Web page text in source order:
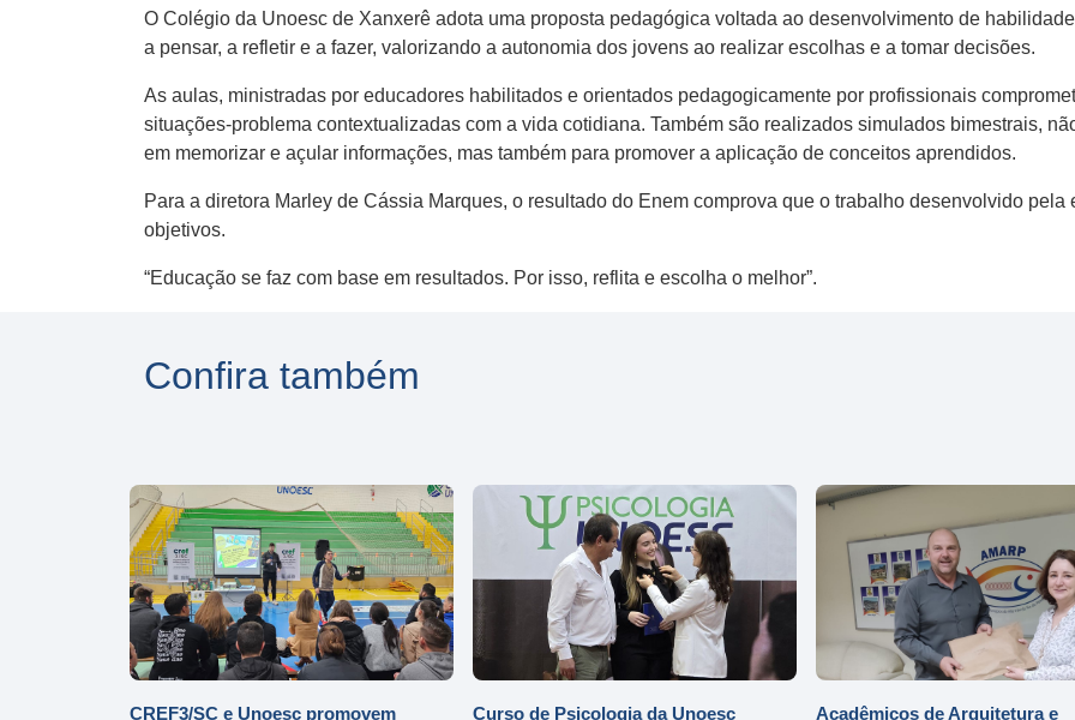
O Colégio da Unoesc de Xanxerê adota uma proposta pedagógica voltada ao desenvolvimento de
a pensar, a refletir e a fazer, valorizando a autonomia dos jovens ao realizar escolhas e a tomar decisões.
As aulas, ministradas por educadores habilitados e orientados pedagogicamente por profissionais
situações-problema contextualizadas com a vida cotidiana. Também são realizados simulados bimestrais,
em memorizar e açular informações, mas também para promover a aplicação de conceitos aprendidos.
Para a diretora Marley de Cássia Marques, o resultado do Enem comprova que o trabalho desenvolvido
objetivos.
“Educação se faz com base em resultados. Por isso, reflita e escolha o melhor”.
Confira também
CREF3/SC e Unoesc promovem
Curso de Psicologia da Unoesc
Acadêmicos de Arquitetura e